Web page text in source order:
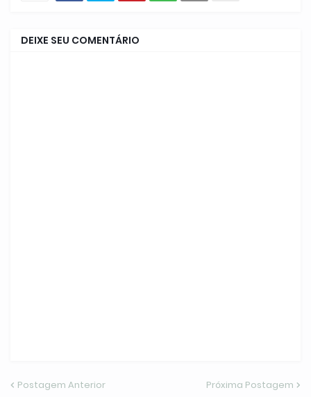
DEIXE SEU COMENTÁRIO
Postagem Anterior Próxima Postagem